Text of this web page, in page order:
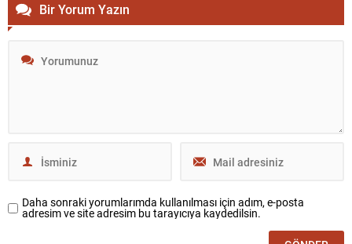
Bir Yorum Yazın
Daha sonraki yorumlarımda kullanılması için adım, e-posta
adresim ve site adresim bu tarayıcıya kaydedilsin.